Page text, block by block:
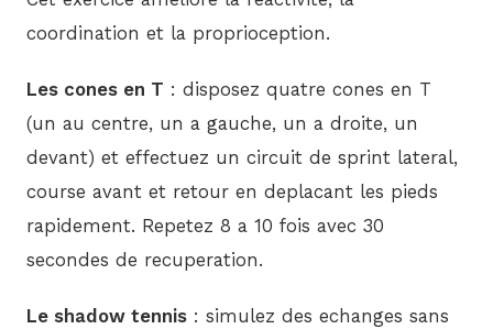
coordination et la proprioception.
Les cones en T : disposez quatre cones en T
(un au centre, un a gauche, un a droite, un
devant) et effectuez un circuit de sprint lateral,
course avant et retour en deplacant les pieds
rapidement. Repetez 8 a 10 fois avec 30
secondes de recuperation.
Le shadow tennis : simulez des echanges sans